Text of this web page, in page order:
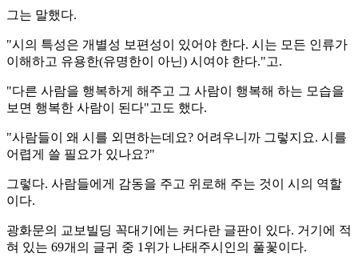
그는 말했다.
"시의 특성은 개별성 보편성이 있어야 한다. 시는 모든 인류가
이해하고 유용한(유명한이 아닌) 시여야 한다."고.
"다른 사람을 행복하게 해주고 그 사람이 행복해 하는 모습을
보면 행복한 사람이 된다"고도 했다.
"사람들이 왜 시를 외면하는데요? 어려우니까 그렇지요. 시를
어렵게 쓸 필요가 있나요?"
그렇다. 사람들에게 감동을 주고 위로해 주는 것이 시의 역할
이다.
광화문의 교보빌딩 꼭대기에는 커다란 글판이 있다. 거기에 적
혀 있는 69개의 글귀 중 1위가 나태주시인의 풀꽃이다.